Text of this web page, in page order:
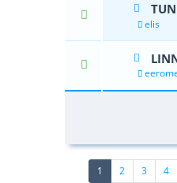
elis
1 (current)
2 3 4